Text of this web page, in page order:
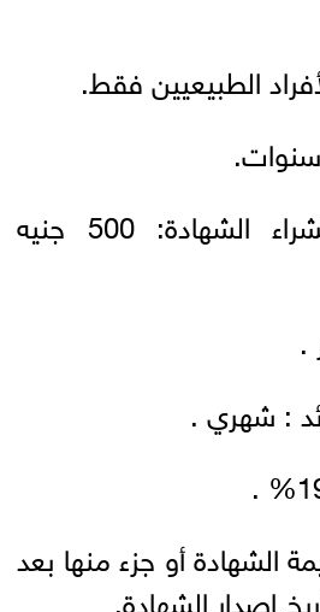
الطبيعيين فقط.
• الحد الأدنى لشراء الشهادة: 500 جنيه
.
: شهري .
الشهادة أو جزء منها بعد